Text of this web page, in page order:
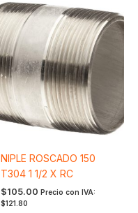
NIPLE ROSCADO 150
T304 1 1/2 X RC
$105.00 Precio con IVA:
$121.80